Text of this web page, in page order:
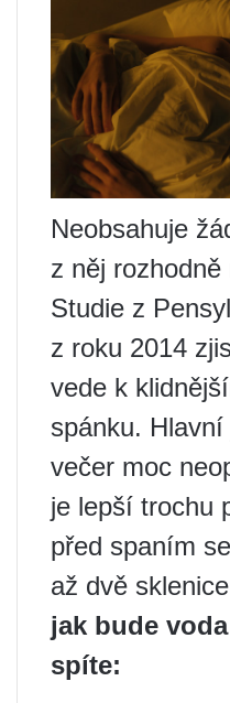
Neobsahuje
z něj rozhodně
Studie z
z roku 2014
vede k
spánku.
večer moc
je lepší trochu
před spaním
až dvě
jak bude
spíte: